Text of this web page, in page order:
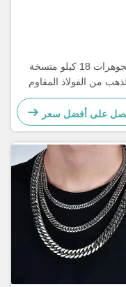
مجوهرات 18 كيلو متسخة
من الفولاذ المقاوم
للصدأ مجوهرات امرأة
على أفضل سعر